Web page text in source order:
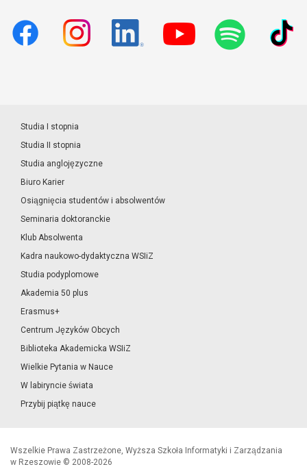
Studia I stopnia
Studia II stopnia
Studia anglojęzyczne
Biuro Karier
Osiągnięcia studentów i absolwentów
Seminaria doktoranckie
Klub Absolwenta
Kadra naukowo-dydaktyczna WSIiZ
Studia podyplomowe
Akademia 50 plus
Erasmus+
Centrum Języków Obcych
Biblioteka Akademicka WSIiZ
Wielkie Pytania w Nauce
W labiryncie świata
Przybij piątkę nauce
Wszelkie Prawa Zastrzeżone, Wyższa Szkoła Informatyki i Zarządzania
w Rzeszowie © 2008-2026